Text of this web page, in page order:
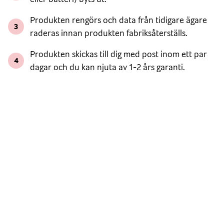
3
Produkten rengörs och data från tidigare ägare
raderas innan produkten fabriksåterställs.
4
Produkten skickas till dig med post inom ett par
dagar och du kan njuta av 1-2 års garanti.